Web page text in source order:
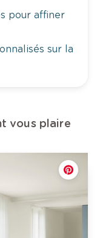
pour affiner
sur la
vous plaire